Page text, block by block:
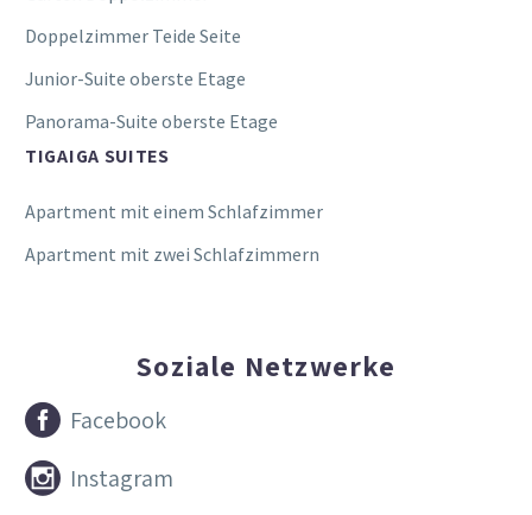
Doppelzimmer Teide Seite
Junior-Suite oberste Etage
Panorama-Suite oberste Etage
TIGAIGA SUITES
Apartment mit einem Schlafzimmer
Apartment mit zwei Schlafzimmern
Soziale Netzwerke

 Facebook

 Instagram